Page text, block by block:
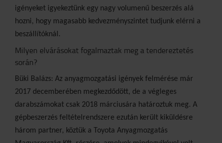
igényeket igyekeztünk egy nagy volumenű beszerzés alá
hozni, hogy magasabb kedvezményszintet tudjunk elérni a
beszállítóknál.
Milyen elvárásokat fogalmaztak meg a tendereztetés
során?
Büki Balázs: Az anyagmozgatási igények felmérése már
2017 decemberében megkezdődött, de a végleges
darabszámokat csak 2018 márciusára határoztuk meg. A
gépbeszerzés feltételrendszere ezután került kiküldésre
három partner, köztük a Toyota Anyagmozgatás